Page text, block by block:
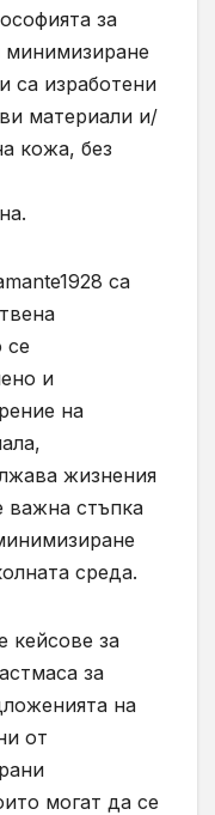
за
минимизиране
са изработени
материали и/
кожа, без
са
се
и
на
жизнения
важна стъпка
среда.
кейсове за
за
на
от
могат да се